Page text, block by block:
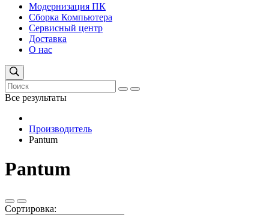
Модернизация ПК
Сборка Компьютера
Сервисный центр
Доставка
О нас
Все результаты
Производитель
Pantum
Pantum
Сортировка: